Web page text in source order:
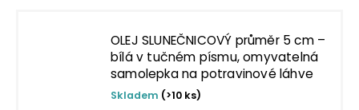
OLEJ SLUNEČNICOVÝ průměr 5 cm –
bílá v tučném písmu, omyvatelná
samolepka na potravinové láhve
Skladem (>10 ks)